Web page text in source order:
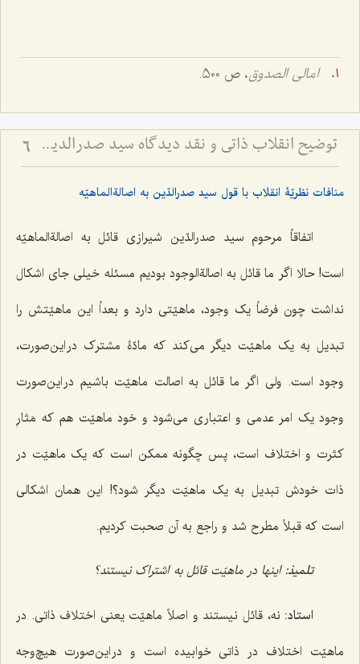
امالی الصدوق، ص 500.
توضیح انقلاب ذاتی و نقد دیدگاه سید صدرالدین درباره وجود ذهنی - بررسی نسبت حرکت جوهری، معجزه و ادراک ذهن 6
منافات نظریّۀ انقلاب با قول سید صدرالدّین به اصالةالماهیّه
اتفاقاً مرحوم سید صدرالدّین شیرازی قائل به اصالةالماهیّه
است! حالا اگر ما قائل به اصالةالوجود بودیم مسئله خیلی جای اشکال
نداشت چون فرضاً یک وجود، ماهیّتی دارد و بعداً این ماهیّتش را
تبدیل به یک ماهیّت دیگر می‌کند که مادّۀ مشترک در این‌صورت،
وجود است. ولی اگر ما قائل به اصالت ماهیّت باشیم در این‌صورت
وجود یک امر عدمی و اعتباری می‌شود و خود ماهیّت هم که مَثارِ
کثرت و اختلاف است، پس چگونه ممکن است که یک ماهیّت در
ذات خودش تبدیل به یک ماهیّت دیگر شود؟! این همان اشکالی
است که قبلاً مطرح شد و راجع به آن صحبت کردیم.
تلمیذ:اینها در ماهیّت قائل به اشتراک نیستند؟
استاد: نه، قائل نیستند و اصلاً ماهیّت یعنی اختلاف ذاتی. در
ماهیّت اختلاف در ذاتی خوابیده است و در این‌صورت هیچ‌وجه